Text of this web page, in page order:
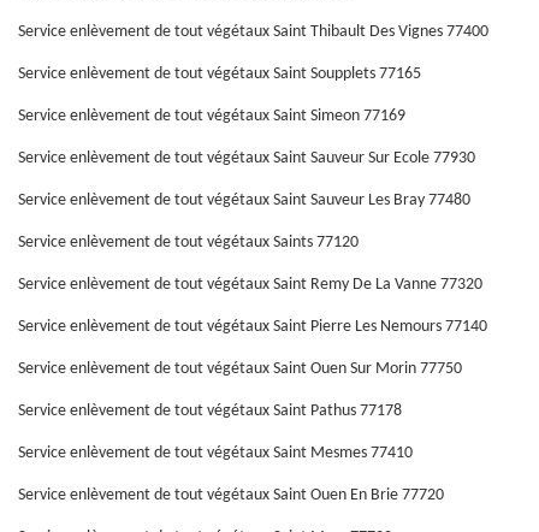
Service enlèvement de tout végétaux Saint Thibault Des Vignes 77400
Service enlèvement de tout végétaux Saint Soupplets 77165
Service enlèvement de tout végétaux Saint Simeon 77169
Service enlèvement de tout végétaux Saint Sauveur Sur Ecole 77930
Service enlèvement de tout végétaux Saint Sauveur Les Bray 77480
Service enlèvement de tout végétaux Saints 77120
Service enlèvement de tout végétaux Saint Remy De La Vanne 77320
Service enlèvement de tout végétaux Saint Pierre Les Nemours 77140
Service enlèvement de tout végétaux Saint Ouen Sur Morin 77750
Service enlèvement de tout végétaux Saint Pathus 77178
Service enlèvement de tout végétaux Saint Mesmes 77410
Service enlèvement de tout végétaux Saint Ouen En Brie 77720